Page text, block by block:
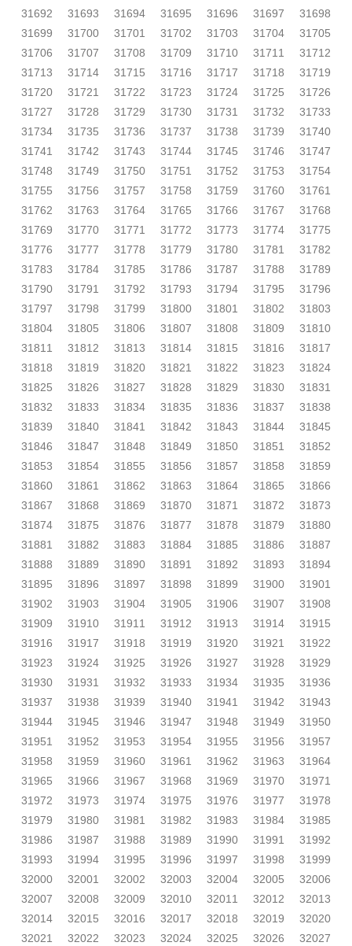
31692
31693 31694 31695 31696 31697
31698
31699
31700 31701 31702 31703 31704
31705
31706
31707 31708 31709 31710 31711
31712
31713
31714 31715 31716 31717 31718
31719
31720
31721 31722 31723 31724 31725
31726
31727
31728 31729 31730 31731 31732
31733
31734
31735 31736 31737 31738 31739
31740
31741
31742 31743 31744 31745 31746
31747
31748
31749 31750 31751 31752 31753
31754
31755
31756 31757 31758 31759 31760
31761
31762
31763 31764 31765 31766 31767
31768
31769
31770 31771 31772 31773 31774
31775
31776
31777 31778 31779 31780 31781
31782
31783
31784 31785 31786 31787 31788
31789
31790
31791 31792 31793 31794 31795
31796
31797
31798 31799 31800 31801 31802
31803
31804
31805 31806 31807 31808 31809
31810
31811
31812 31813 31814 31815 31816
31817
31818
31819 31820 31821 31822 31823
31824
31825
31826 31827 31828 31829 31830
31831
31832
31833 31834 31835 31836 31837
31838
31839
31840 31841 31842 31843 31844
31845
31846
31847 31848 31849 31850 31851
31852
31853
31854 31855 31856 31857 31858
31859
31860
31861 31862 31863 31864 31865
31866
31867
31868 31869 31870 31871 31872
31873
31874
31875 31876 31877 31878 31879
31880
31881
31882 31883 31884 31885 31886
31887
31888
31889 31890 31891 31892 31893
31894
31895
31896 31897 31898 31899 31900
31901
31902
31903 31904 31905 31906 31907
31908
31909
31910 31911 31912 31913 31914
31915
31916
31917 31918 31919 31920 31921
31922
31923
31924 31925 31926 31927 31928
31929
31930
31931 31932 31933 31934 31935
31936
31937
31938 31939 31940 31941 31942
31943
31944
31945 31946 31947 31948 31949
31950
31951
31952 31953 31954 31955 31956
31957
31958
31959 31960 31961 31962 31963
31964
31965
31966 31967 31968 31969 31970
31971
31972
31973 31974 31975 31976 31977
31978
31979
31980 31981 31982 31983 31984
31985
31986
31987 31988 31989 31990 31991
31992
31993
31994 31995 31996 31997 31998
31999
32000
32001 32002 32003 32004 32005
32006
32007
32008 32009 32010 32011 32012
32013
32014
32015 32016 32017 32018 32019
32020
32021
32022 32023 32024 32025 32026
32027